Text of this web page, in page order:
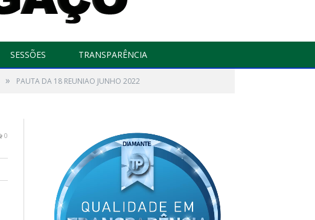
SESSÕES TRANSPARÊNCIA
» PAUTA DA 18 REUNIAO JUNHO 2022
0